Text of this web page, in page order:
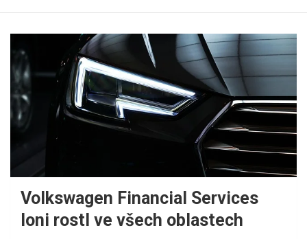
Volkswagen Financial Services
loni rostl ve všech oblastech